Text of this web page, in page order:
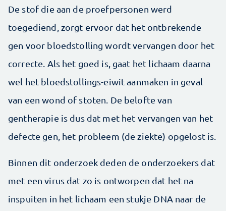
De stof die aan de proefpersonen werd
toegediend, zorgt ervoor dat het ontbrekende
gen voor bloedstolling wordt vervangen door het
correcte. Als het goed is, gaat het lichaam daarna
wel het bloedstollings-eiwit aanmaken in geval
van een wond of stoten. De belofte van
gentherapie is dus dat met het vervangen van het
defecte gen, het probleem (de ziekte) opgelost is.
Binnen dit onderzoek deden de onderzoekers dat
met een virus dat zo is ontworpen dat het na
inspuiten in het lichaam een stukje DNA naar de